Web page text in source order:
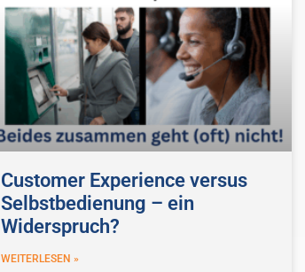
Customer Experience versus
Selbstbedienung – ein
Widerspruch?
WEITERLESEN »